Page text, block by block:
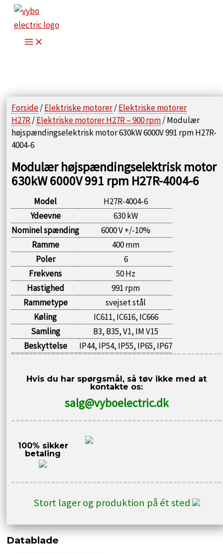
indholdet
Forside/Elektriske motorer/Elektriske motorer
H27R/Elektriske motorer H27R – 900 rpm/ Modulær
højspændingselektrisk motor 630kW 6000V 991 rpm H27R-
4004-6
Modulær højspændingselektrisk motor
630kW 6000V 991 rpm H27R-4004-6
Model
H27R-4004-6
Ydeevne
630 kW
Nominel spænding
6000 V +/-10%
Ramme
400 mm
Poler
6
Frekvens
50 Hz
Hastighed
991 rpm
Rammetype
svejset stål
Køling
IC611, IC616, IC666
Samling
B3, B35, V1, IM V15
Beskyttelse
IP44, IP54, IP55, IP65, IP67
Hvis du har spørgsmål, så tøv ikke med at
kontakte os:
salg@vyboelectric.dk
100% sikker
betaling
Stort lager og produktion på ét sted
Datablade